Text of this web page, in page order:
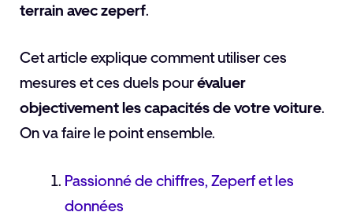
terrain avec zeperf.
Cet article explique comment utiliser ces
mesures et ces duels pourévaluer
objectivement les capacités de votre voiture.
On va faire le point ensemble.
Passionné de chiffres, Zeperf et les
données